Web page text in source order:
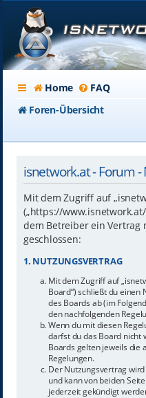
Home FAQ
Foren-Übersicht
isnetwork.at - Forum
Mit dem Zugriff auf
(„https://
dem Betreiber ein Vertrag
geschlossen:
1. NUTZUNGSVERTRAG
Mit dem Zugriff auf
Board“) schließt du
des Boards ab (im
den nachfolgenden
Wenn du mit diesen
darfst du das Board nicht
Boards gelten jeweils die
Regelungen.
Der Nutzungsvertrag
und kann von beiden
jederzeit gekündigt